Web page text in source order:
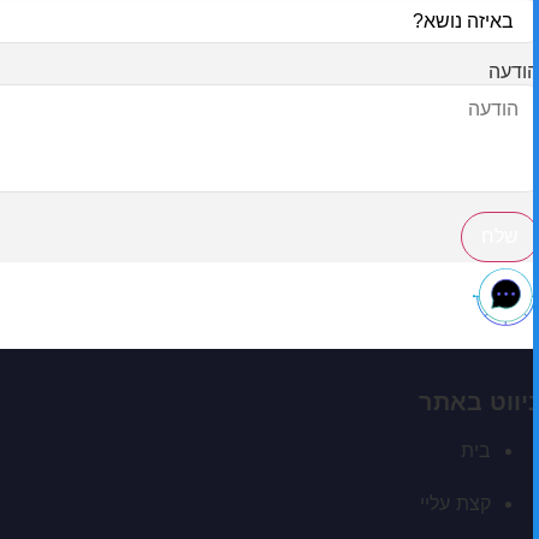
הודעה
ניווט באתר
בית
קצת עליי